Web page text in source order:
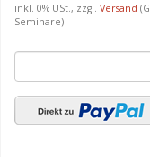
inkl. 0% USt., zzgl. Versand
Seminare)